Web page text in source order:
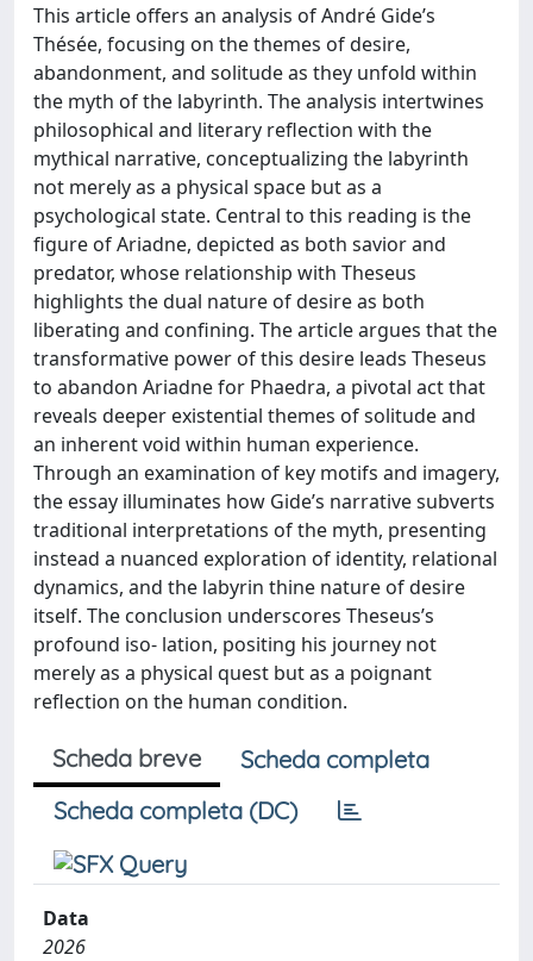
This article offers an analysis of André Gide’s
Thésée, focusing on the themes of desire,
abandonment, and solitude as they unfold within
the myth of the labyrinth. The analysis intertwines
philosophical and literary reflection with the
mythical narrative, conceptualizing the labyrinth
not merely as a physical space but as a
psychological state. Central to this reading is the
figure of Ariadne, depicted as both savior and
predator, whose relationship with Theseus
highlights the dual nature of desire as both
liberating and confining. The article argues that the
transformative power of this desire leads Theseus
to abandon Ariadne for Phaedra, a pivotal act that
reveals deeper existential themes of solitude and
an inherent void within human experience.
Through an examination of key motifs and imagery,
the essay illuminates how Gide’s narrative subverts
traditional interpretations of the myth, presenting
instead a nuanced exploration of identity, relational
dynamics, and the labyrin­ thine nature of desire
itself. The conclusion underscores Theseus’s
profound iso- lation, positing his journey not
merely as a physical quest but as a poignant
reflection on the human condition.
Scheda breve
Scheda completa
Scheda completa (DC)
Data
2026